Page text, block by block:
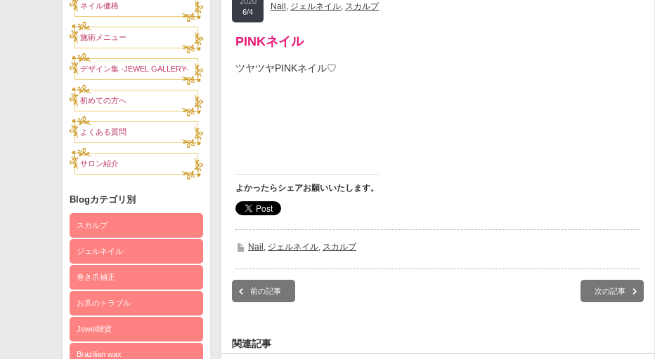
ネイル価格
施術メニュー
デザイン集 -JEWEL GALLERY-
初めての方へ
よくある質問
サロン紹介
Blogカテゴリ別
スカルプ
ジェルネイル
巻き爪補正
お爪のトラブル
Jewel雑貨
Brazilian wax
6/4
Nail , ジェルネイル, スカルプ
PINKネイル
ツヤツヤPINKネイル♡
よかったらシェアお願いいたします。
Nail ジェルネイル スカルプ
前の記事 次の記事
関連記事